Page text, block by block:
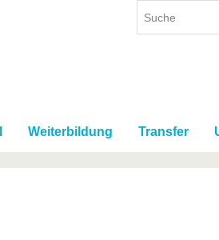
Weiterbildung Transfer